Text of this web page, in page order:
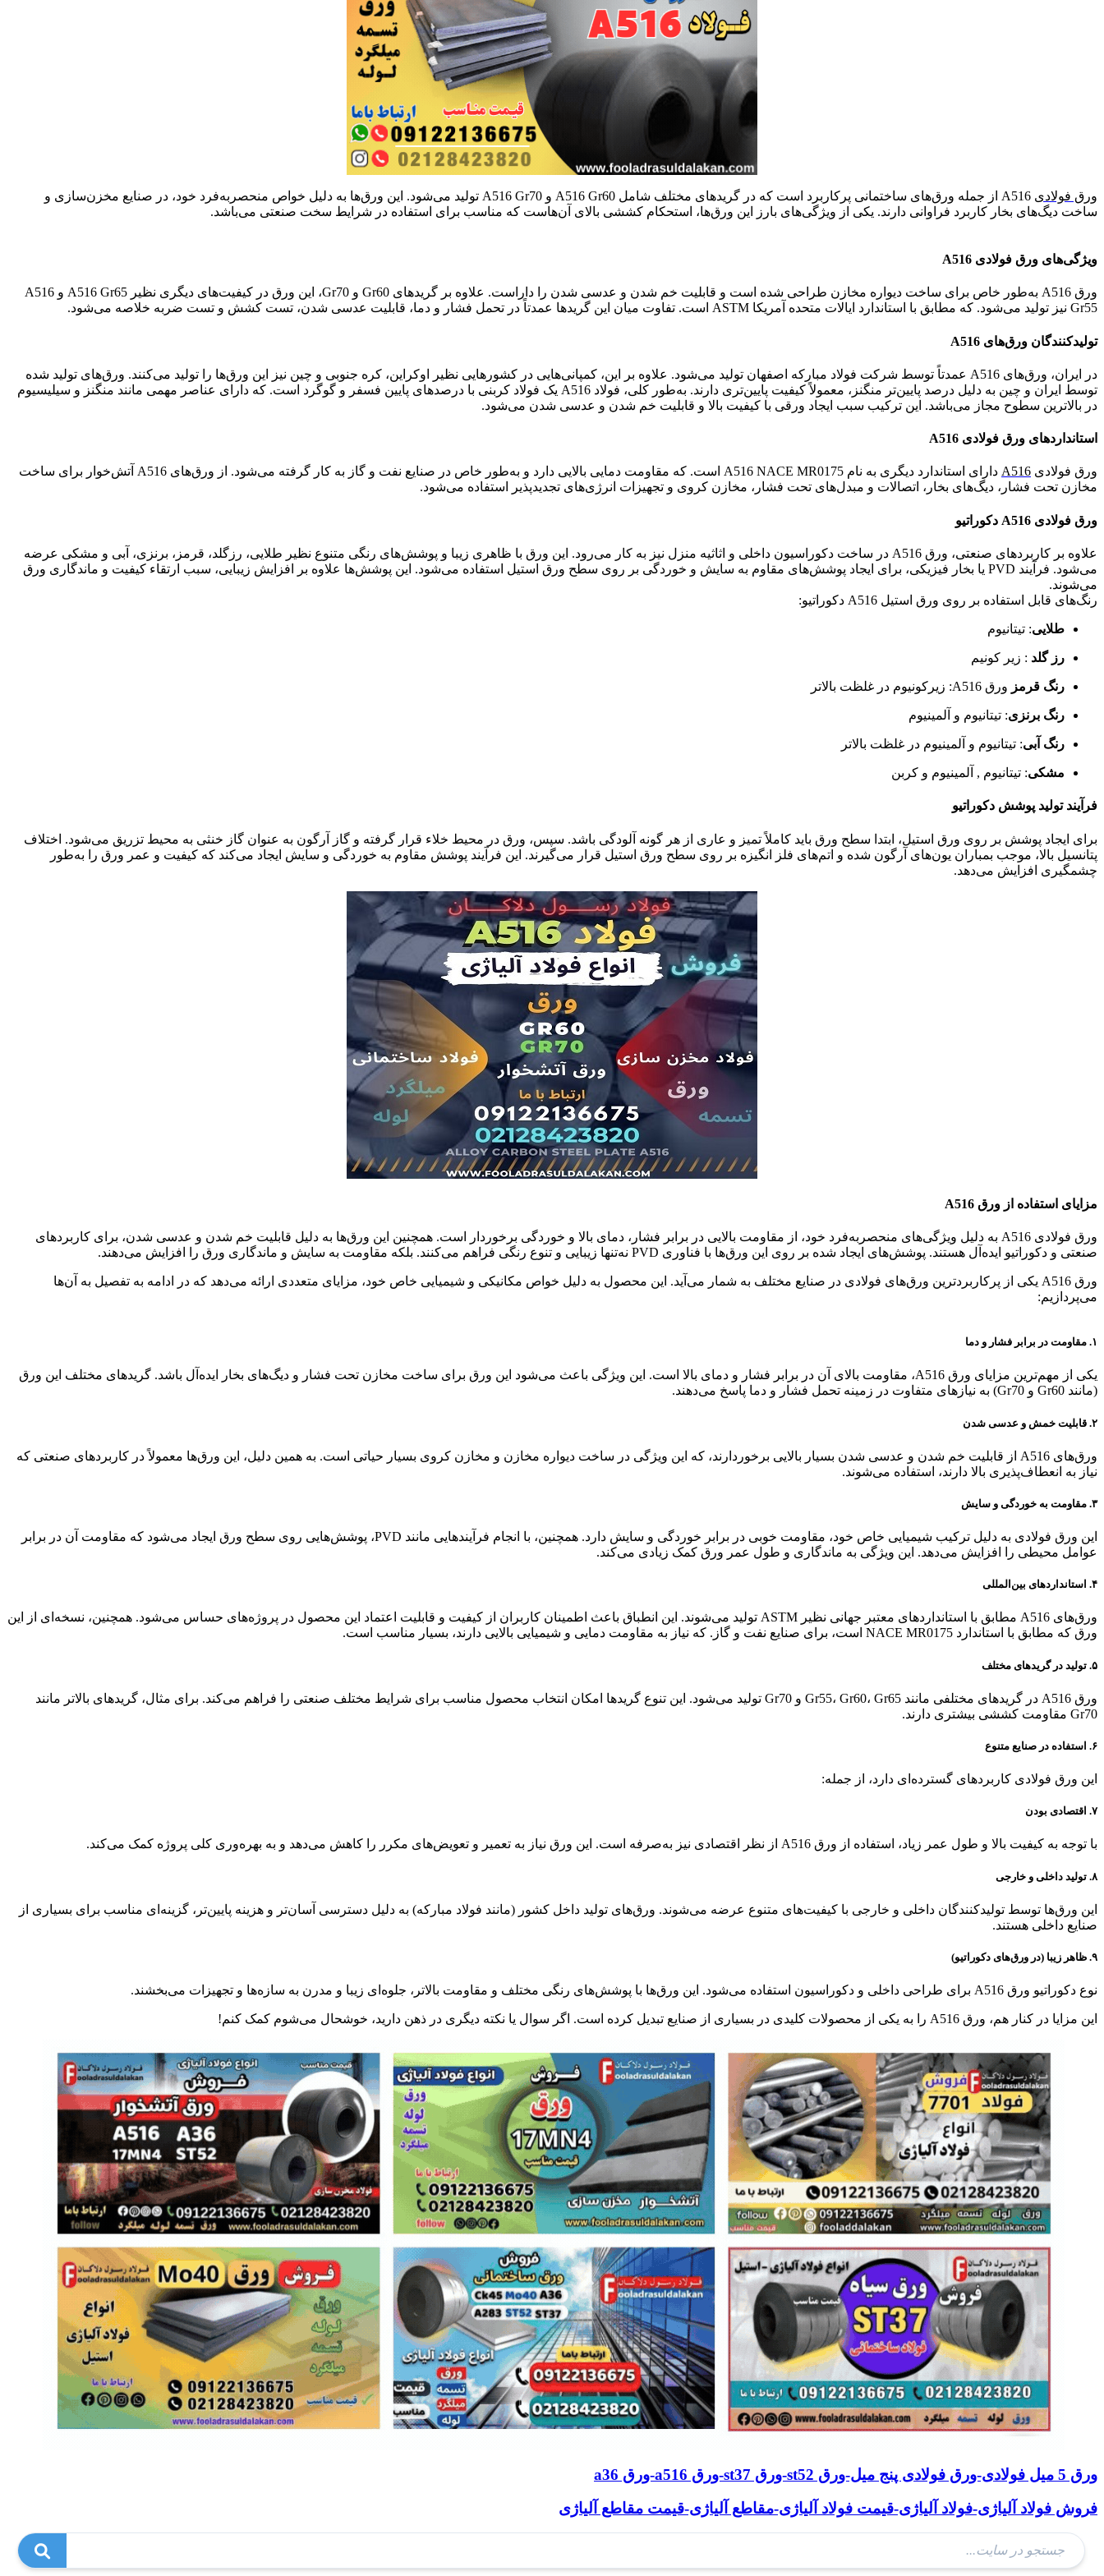
ورق فولادی
A516 از جمله ورق‌های ساختمانی پرکاربرد است که در گریدهای مختلف شامل A516 Gr60 و A516 Gr70 تولید می‌شود. این ورق‌ها به دلیل خواص منحصربه‌فرد خود، در صنایع مخزن‌سازی و
ساخت دیگ‌های بخار کاربرد فراوانی دارند. یکی از ویژگی‌های بارز این ورق‌ها، استحکام کششی بالای آن‌هاست که مناسب برای استفاده در شرایط سخت صنعتی می‌باشد.
ویژگی‌های ورق فولادی A516
ورق A516 به‌طور خاص برای ساخت دیواره مخازن طراحی شده است و قابلیت خم شدن و عدسی شدن را داراست. علاوه بر گریدهای Gr60 و Gr70، این ورق در کیفیت‌های دیگری نظیر A516 Gr65 و A516
Gr55 نیز تولید می‌شود. که مطابق با استاندارد ایالات متحده آمریکا ASTM است. تفاوت میان این گریدها عمدتاً در تحمل فشار و دما، قابلیت عدسی شدن، تست کشش و تست ضربه خلاصه می‌شود.
تولیدکنندگان ورق‌های A516
در ایران، ورق‌های A516 عمدتاً توسط شرکت فولاد مبارکه اصفهان تولید می‌شود. علاوه بر این، کمپانی‌هایی در کشورهایی نظیر اوکراین، کره جنوبی و چین نیز این ورق‌ها را تولید می‌کنند. ورق‌های تولید شده
توسط ایران و چین به دلیل درصد پایین‌تر منگنز، معمولاً کیفیت پایین‌تری دارند. به‌طور کلی، فولاد A516 یک فولاد کربنی با درصدهای پایین فسفر و گوگرد است. که دارای عناصر مهمی مانند منگنز و سیلیسیوم
در بالاترین سطوح مجاز می‌باشد. این ترکیب سبب ایجاد ورقی با کیفیت بالا و قابلیت خم شدن و عدسی شدن می‌شود.
استانداردهای ورق فولادی A516
ورق فولادی A516
دارای استاندارد دیگری به نام A516 NACE MR0175 است. که مقاومت دمایی بالایی دارد و به‌طور خاص در صنایع نفت و گاز به کار گرفته می‌شود. از ورق‌های A516 آتش‌خوار برای ساخت
مخازن تحت فشار، دیگ‌های بخار، اتصالات و مبدل‌های تحت فشار، مخازن کروی و تجهیزات انرژی‌های تجدیدپذیر استفاده می‌شود.
ورق فولادی A516 دکوراتیو
علاوه بر کاربردهای صنعتی، ورق A516 در ساخت دکوراسیون داخلی و اثاثیه منزل نیز به کار می‌رود. این ورق با ظاهری زیبا و پوشش‌های رنگی متنوع نظیر طلایی، رزگلد، قرمز، برنزی، آبی و مشکی عرضه
می‌شود. فرآیند PVD یا بخار فیزیکی، برای ایجاد پوشش‌های مقاوم به سایش و خوردگی بر روی سطح ورق استیل استفاده می‌شود. این پوشش‌ها علاوه بر افزایش زیبایی، سبب ارتقاء کیفیت و ماندگاری ورق
می‌شوند.
رنگ‌های قابل استفاده بر روی ورق استیل A516 دکوراتیو:
طلایی: تیتانیوم
رز گلد : زیر کونیم
رنگ قرمز ورق A516: زیرکونیوم در غلظت بالاتر
رنگ برنزی: تیتانیوم و آلمینیوم
رنگ آبی: تیتانیوم و آلمینیوم در غلظت بالاتر
مشکی: تیتانیوم , آلمینیوم و کربن
فرآیند تولید پوشش دکوراتیو
برای ایجاد پوشش بر روی ورق استیل، ابتدا سطح ورق باید کاملاً تمیز و عاری از هر گونه آلودگی باشد. سپس، ورق در محیط خلاء قرار گرفته و گاز آرگون به عنوان گاز خنثی به محیط تزریق می‌شود. اختلاف
پتانسیل بالا، موجب بمباران یون‌های آرگون شده و اتم‌های فلز انگیزه بر روی سطح ورق استیل قرار می‌گیرند. این فرآیند پوشش مقاوم به خوردگی و سایش ایجاد می‌کند که کیفیت و عمر ورق را به‌طور
چشمگیری افزایش می‌دهد.
مزایای استفاده از ورق A516
ورق فولادی A516 به دلیل ویژگی‌های منحصربه‌فرد خود، از مقاومت بالایی در برابر فشار، دمای بالا و خوردگی برخوردار است. همچنین این ورق‌ها به دلیل قابلیت خم شدن و عدسی شدن، برای کاربردهای
صنعتی و دکوراتیو ایده‌آل هستند. پوشش‌های ایجاد شده بر روی این ورق‌ها با فناوری PVD نه‌تنها زیبایی و تنوع رنگی فراهم می‌کنند. بلکه مقاومت به سایش و ماندگاری ورق را افزایش می‌دهند.
ورق A516 یکی از پرکاربردترین ورق‌های فولادی در صنایع مختلف به شمار می‌آید. این محصول به دلیل خواص مکانیکی و شیمیایی خاص خود، مزایای متعددی ارائه می‌دهد که در ادامه به تفصیل به آن‌ها
می‌پردازیم:
۱. مقاومت در برابر فشار و دما
یکی از مهم‌ترین مزایای ورق A516، مقاومت بالای آن در برابر فشار و دمای بالا است. این ویژگی باعث می‌شود این ورق برای ساخت مخازن تحت فشار و دیگ‌های بخار ایده‌آل باشد. گریدهای مختلف این ورق
(مانند Gr60 و Gr70) به نیازهای متفاوت در زمینه تحمل فشار و دما پاسخ می‌دهند.
۲. قابلیت خمش و عدسی شدن
ورق‌های A516 از قابلیت خم شدن و عدسی شدن بسیار بالایی برخوردارند، که این ویژگی در ساخت دیواره مخازن و مخازن کروی بسیار حیاتی است. به همین دلیل، این ورق‌ها معمولاً در کاربردهای صنعتی که
نیاز به انعطاف‌پذیری بالا دارند، استفاده می‌شوند.
۳. مقاومت به خوردگی و سایش
این ورق فولادی به دلیل ترکیب شیمیایی خاص خود، مقاومت خوبی در برابر خوردگی و سایش دارد. همچنین، با انجام فرآیندهایی مانند PVD، پوشش‌هایی روی سطح ورق ایجاد می‌شود که مقاومت آن در برابر
عوامل محیطی را افزایش می‌دهد. این ویژگی به ماندگاری و طول عمر ورق کمک زیادی می‌کند.
۴. استانداردهای بین‌المللی
ورق‌های A516 مطابق با استانداردهای معتبر جهانی نظیر ASTM تولید می‌شوند. این انطباق باعث اطمینان کاربران از کیفیت و قابلیت اعتماد این محصول در پروژه‌های حساس می‌شود. همچنین، نسخه‌ای از این
ورق که مطابق با استاندارد NACE MR0175 است، برای صنایع نفت و گاز. که نیاز به مقاومت دمایی و شیمیایی بالایی دارند، بسیار مناسب است.
۵. تولید در گریدهای مختلف
ورق A516 در گریدهای مختلفی مانند Gr55، Gr60، Gr65 و Gr70 تولید می‌شود. این تنوع گریدها امکان انتخاب محصول مناسب برای شرایط مختلف صنعتی را فراهم می‌کند. برای مثال، گریدهای بالاتر مانند
Gr70 مقاومت کششی بیشتری دارند.
۶. استفاده در صنایع متنوع
این ورق فولادی کاربردهای گسترده‌ای دارد، از جمله:
۷. اقتصادی بودن
با توجه به کیفیت بالا و طول عمر زیاد، استفاده از ورق A516 از نظر اقتصادی نیز به‌صرفه است. این ورق نیاز به تعمیر و تعویض‌های مکرر را کاهش می‌دهد و به بهره‌وری کلی پروژه کمک می‌کند.
۸. تولید داخلی و خارجی
این ورق‌ها توسط تولیدکنندگان داخلی و خارجی با کیفیت‌های متنوع عرضه می‌شوند. ورق‌های تولید داخل کشور (مانند فولاد مبارکه) به دلیل دسترسی آسان‌تر و هزینه پایین‌تر، گزینه‌ای مناسب برای بسیاری از
صنایع داخلی هستند.
۹. ظاهر زیبا (در ورق‌های دکوراتیو)
نوع دکوراتیو ورق A516 برای طراحی داخلی و دکوراسیون استفاده می‌شود. این ورق‌ها با پوشش‌های رنگی مختلف و مقاومت بالاتر، جلوه‌ای زیبا و مدرن به سازه‌ها و تجهیزات می‌بخشند.
این مزایا در کنار هم، ورق A516 را به یکی از محصولات کلیدی در بسیاری از صنایع تبدیل کرده است. اگر سوال یا نکته دیگری در ذهن دارید، خوشحال می‌شوم کمک کنم!
ورق 5 میل فولادی-ورق فولادی پنج میل-ورق st52-ورق st37-ورق a516-ورق a36
فروش فولاد آلیاژی-فولاد آلیاژی-قیمت فولاد آلیاژی-مقاطع آلیاژی-قیمت مقاطع آلیاژی